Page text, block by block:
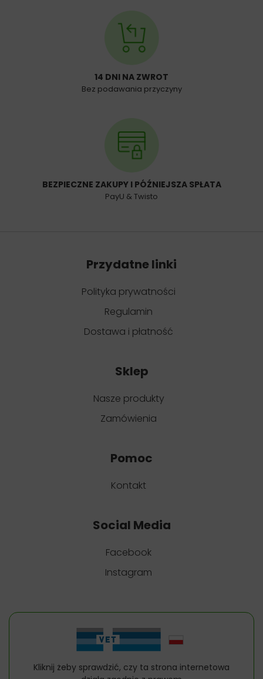
14 DNI NA ZWROT
Bez podawania przyczyny
BEZPIECZNE ZAKUPY I PÓŹNIEJSZA SPŁATA
PayU & Twisto
Przydatne linki
Polityka prywatności
Regulamin
Dostawa i płatność
Sklep
Nasze produkty
Zamówienia
Pomoc
Kontakt
Social Media
Facebook
Instagram
Kliknij żeby sprawdzić, czy ta strona internetowa